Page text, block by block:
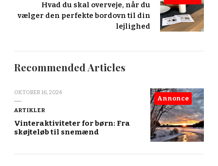
Hvad du skal overveje, når du
vælger den perfekte bordovn til din
lejlighed
Recommended Articles
OKTOBER 16, 2024
ARTIKLER
Vinteraktiviteter for børn: Fra
skøjteløb til snemænd
Annonce